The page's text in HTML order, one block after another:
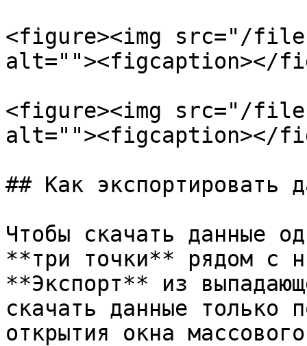
<figure><img src="/
alt=""><figcaption></
<figure><img src="/files/
alt=""><figcaption></
## Как экспортировать
Чтобы скачать данные
**три точки** рядом с
**Экспорт** из
скачать данные только
открытия окна